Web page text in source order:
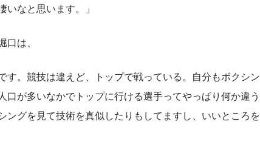
いなと思います。」
口は、
す。競技は違えど、トップで戦っている。自分もボクシ
口が多いなかでトップに行ける選手ってやっぱり何か違
ングを見て技術を真似したりもしてますし、いいところ